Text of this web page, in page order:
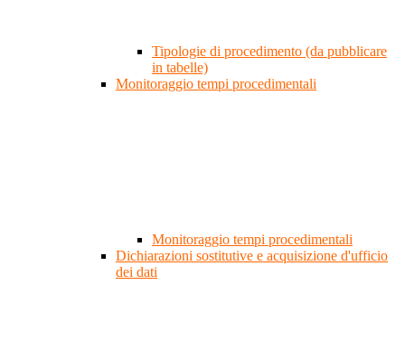
Tipologie di procedimento (da pubblicare
in tabelle)
Monitoraggio tempi procedimentali
Monitoraggio tempi procedimentali
Dichiarazioni sostitutive e acquisizione d'ufficio
dei dati